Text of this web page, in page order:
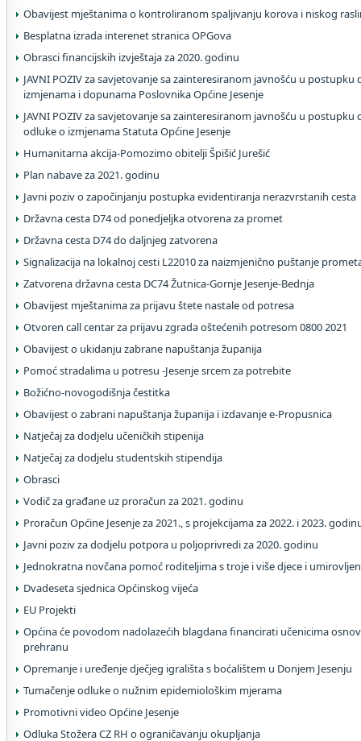
Obavijest mještanima o kontroliranom spaljivanju korova i niskog
Besplatna izrada interenet stranica OPGova
Obrasci financijskih izvještaja za 2020. godinu
JAVNI POZIV za savjetovanje sa zainteresiranom javnošću u
izmjenama i dopunama Poslovnika Općine Jesenje
JAVNI POZIV za savjetovanje sa zainteresiranom javnošću u
odluke o izmjenama Statuta Općine Jesenje
Humanitarna akcija-Pomozimo obitelji Špišić Jurešić
Plan nabave za 2021. godinu
Javni poziv o započinjanju postupka evidentiranja nerazvrstanih cesta
Državna cesta D74 od ponedjeljka otvorena za promet
Državna cesta D74 do daljnjeg zatvorena
Signalizacija na lokalnoj cesti L22010 za naizmjenično puštanje
Zatvorena državna cesta DC74 Žutnica-Gornje Jesenje-Bednja
Obavijest mještanima za prijavu štete nastale od potresa
Otvoren call centar za prijavu zgrada oštećenih potresom 0800 2021
Obavijest o ukidanju zabrane napuštanja županija
Pomoć stradalima u potresu -Jesenje srcem za potrebite
Božićno-novogodišnja čestitka
Obavijest o zabrani napuštanja županija i izdavanje e-Propusnica
Natječaj za dodjelu učeničkih stipenija
Natječaj za dodjelu studentskih stipendija
Obrasci
Vodič za građane uz proračun za 2021. godinu
Proračun Općine Jesenje za 2021., s projekcijama za 2022. i 2023.
Javni poziv za dodjelu potpora u poljoprivredi za 2020. godinu
Jednokratna novčana pomoć roditeljima s troje i više djece i
Dvadeseta sjednica Općinskog vijeća
EU Projekti
Općina će povodom nadolazećih blagdana financirati učenicima
prehranu
Opremanje i uređenje dječjeg igrališta s boćalištem u Donjem Jesenju
Tumačenje odluke o nužnim epidemiološkim mjerama
Promotivni video Općine Jesenje
Odluka Stožera CZ RH o ograničavanju okupljanja